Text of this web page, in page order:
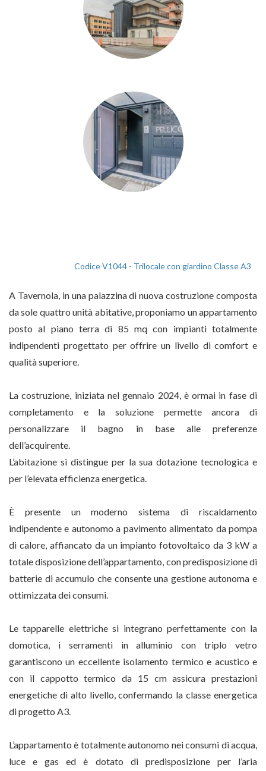
Codice V1044 - Trilocale con giardino Classe A3
A Tavernola, in una palazzina di nuova costruzione composta
da sole quattro unità abitative, proponiamo un appartamento
posto al piano terra di 85 mq con impianti totalmente
indipendenti progettato per offrire un livello di comfort e
qualità superiore.
La costruzione, iniziata nel gennaio 2024, è ormai in fase di
completamento e la soluzione permette ancora di
personalizzare il bagno in base alle preferenze
dell’acquirente.
L’abitazione si distingue per la sua dotazione tecnologica e
per l’elevata efficienza energetica.
È presente un moderno sistema di riscaldamento
indipendente e autonomo a pavimento alimentato da pompa
di calore, affiancato da un impianto fotovoltaico da 3 kW a
totale disposizione dell’appartamento, con predisposizione di
batterie di accumulo che consente una gestione autonoma e
ottimizzata dei consumi.
Le tapparelle elettriche si integrano perfettamente con la
domotica, i serramenti in alluminio con triplo vetro
garantiscono un eccellente isolamento termico e acustico e
con il cappotto termico da 15 cm assicura prestazioni
energetiche di alto livello, confermando la classe energetica
di progetto A3.
L’appartamento è totalmente autonomo nei consumi di acqua,
luce e gas ed è dotato di predisposizione per l’aria